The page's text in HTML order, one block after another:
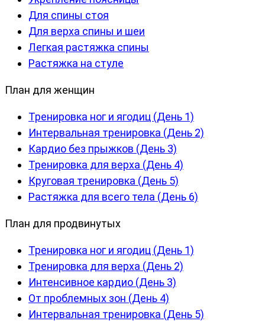
Для спины стоя
Для верха спины и шеи
Легкая растяжка спины
Растяжка на стуле
План для женщин
Тренировка ног и ягодиц (День 1)
Интервальная тренировка (День 2)
Кардио без прыжков (День 3)
Тренировка для верха (День 4)
Круговая тренировка (День 5)
Растяжка для всего тела (День 6)
План для продвинутых
Тренировка ног и ягодиц (День 1)
Тренировка для верха (День 2)
Интенсивное кардио (День 3)
От проблемных зон (День 4)
Интервальная тренировка (День 5)